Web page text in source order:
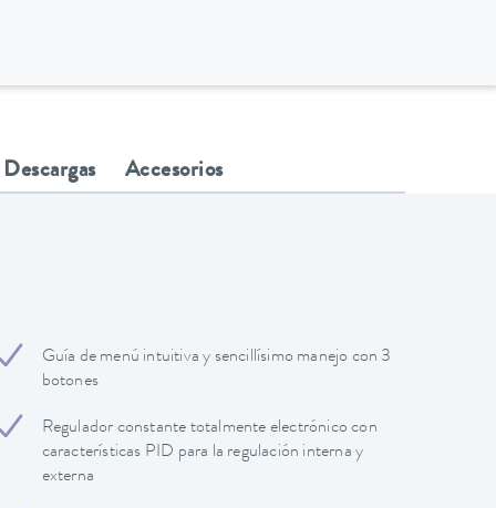
Descargas Accesorios
Guía de menú intuitiva y sencillísimo manejo con 3
botones
Regulador constante totalmente electrónico con
características PID para la regulación interna y
externa